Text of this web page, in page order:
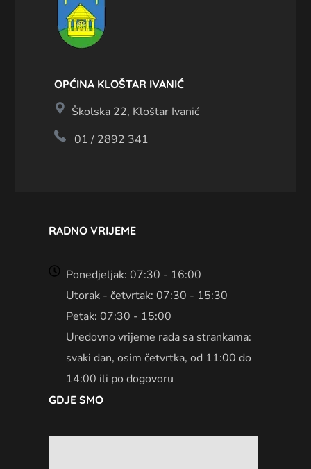
OPĆINA KLOŠTAR IVANIĆ
Školska 22, Kloštar Ivanić
01 / 2892 341
RADNO VRIJEME
Ponedjeljak: 07:30 - 16:00
Utorak - četvrtak: 07:30 - 15:30
Petak: 07:30 - 15:00
Uredovno vrijeme rada sa strankama:
svaki dan, osim četvrtka, od 11:00 do
14:00 ili po dogovoru
GDJE SMO